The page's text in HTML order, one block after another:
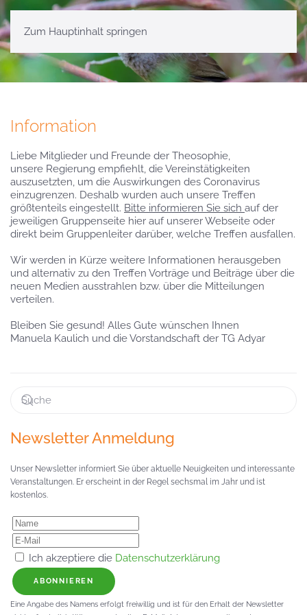
Zum Hauptinhalt springen
Information
Liebe Mitglieder und Freunde der Theosophie,
unsere Regierung empfiehlt, die Vereinstätigkeiten
auszusetzten, um die Auswirkungen des Coronavirus
einzugrenzen. Deshalb wurden auch unsere Treffen
größtenteils eingestellt. Bitte informieren Sie sich auf der
jeweiligen Gruppenseite hier auf unserer Webseite oder
direkt beim Gruppenleiter darüber, welche Treffen ausfallen.
Wir werden in Kürze weitere Informationen herausgeben
und alternativ zu den Treffen Vorträge und Beiträge über die
neuen Medien ausstrahlen bzw. über die Mitteilungen
verteilen.
Bleiben Sie gesund! Alles Gute wünschen Ihnen
Manuela Kaulich und die Vorstandschaft der TG Adyar
Newsletter Anmeldung
Unser Newsletter informiert Sie über aktuelle Neuigkeiten und interessante
Veranstaltungen. Er erscheint in der Regel sechsmal im Jahr und ist
kostenlos.
Ich akzeptiere die Datenschutzerklärung
ABONNIEREN
Eine Angabe des Namens erfolgt freiwillig und ist für den Erhalt der Newsletter